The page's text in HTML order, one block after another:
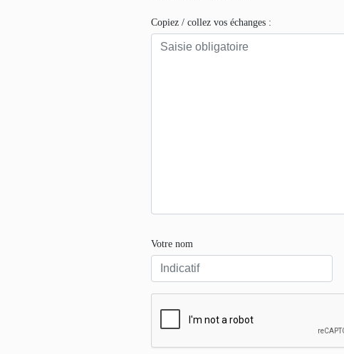
Copiez / collez vos échanges :
Votre nom